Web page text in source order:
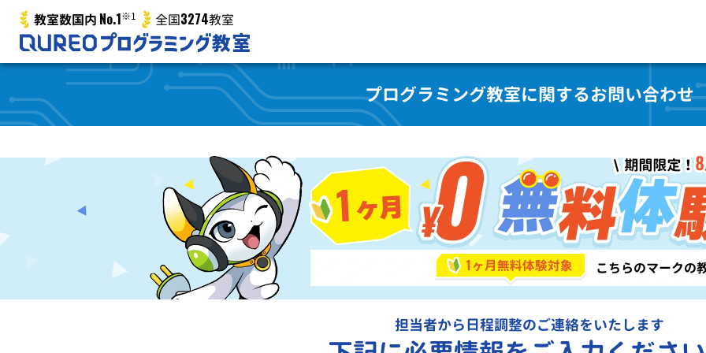
教室数国内 No.1※1 全国3274教室
プログラミング教室に関するお問い合わせ
担当者から日程調整のご連絡をいたします